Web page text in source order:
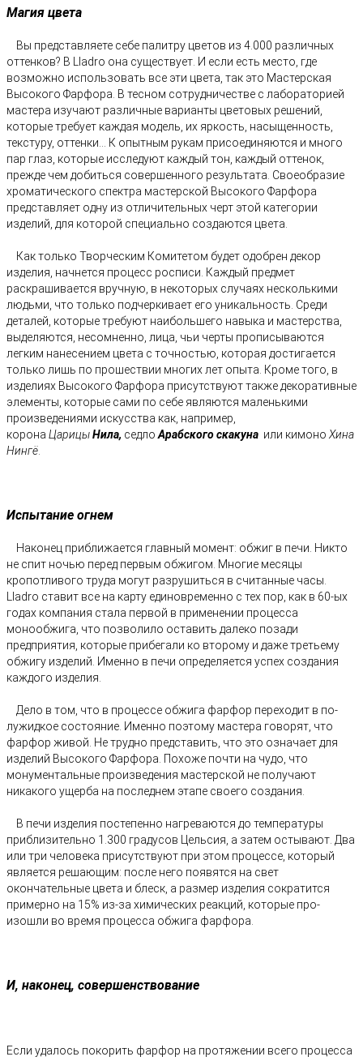
Магия цвета
Вы представляете себе палитру цветов из 4.000 различных
оттенков? В Lladro она существует. И если есть место, где
возможно использовать все эти цвета, так это Мастерская
Высокого Фарфора. В тесном сотрудничестве с лабораторией
мастера изучают различные варианты цветовых решений,
которые требует каждая модель, их яркость, насыщенность,
текстуру, оттенки... К опытным рукам присоединяются и много
пар глаз, которые исследуют каждый тон, каждый оттенок,
прежде чем добиться совершенного результата. Своеобразие
хроматического спектра мастерской Высокого Фарфора
представляет одну из отличительных черт этой категории
изделий, для которой специально создаются цвета.
Как только Творческим Комитетом будет одобрен декор
изделия, начнется процесс росписи. Каждый предмет
раскрашивается вручную, в некоторых случаях несколькими
людьми, что только подчеркивает его уникальность. Среди
деталей, которые требуют наибольшего навыка и мастерства,
выделяются, несомненно, лица, чьи черты прописываются
легким нанесением цвета с точностью, которая достигается
только лишь по прошествии многих лет опыта. Кроме того, в
изделиях Высокого Фарфора присутствуют также декоративные
элементы, которые сами по себе являются маленькими
произведениями искусства как, например,
корона ЦарицыНила, седло Арабского скакуна или кимоно Хина
Нингё
Испытание огнем
Наконец приближается главный момент: обжиг в печи. Ни­кто
не спит ночью перед первым обжигом. Многие месяцы
кропотливого труда могут разрушиться в считанные часы.
Lladro ставит все на карту единовременно с тех пор, как в 60-ых
годах компания стала первой в применении про­цесса
монообжига, что позволило оставить далеко позади
предприятия, которые прибегали ко второму и даже тре­тьему
обжигу изделий. Именно в печи определяется успех создания
каждого изделия.
Дело в том, что в процессе обжига фарфор переходит в по­
лужидкое состояние. Именно поэтому мастера говорят, что
фарфор живой. Не трудно представить, что это означает для
изделий Высокого Фарфора. Похоже почти на чудо, что
монументальные произведения мастерской не получают
никакого ущерба на последнем этапе своего создания.
В печи изделия постепенно нагреваются до температуры
приблизительно 1.300 градусов Цельсия, а затем остыва­ют. Два
или три человека присутствуют при этом процессе, который
является решающим: после него появятся на свет
окончательные цвета и блеск, а размер изделия сократится
примерно на 15% из-за химических реакций, которые про­
изошли во время процесса обжига фарфора.
И, наконец, совершенствование
Если удалось покорить фарфор на протяжении всего процесса